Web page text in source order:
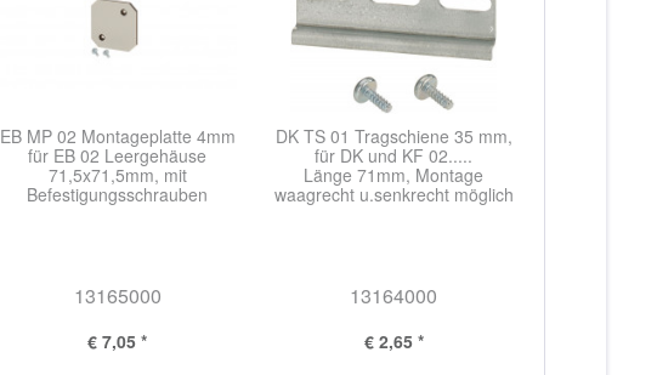
EB MP 02 Montageplatte 4mm
für EB 02 Leergehäuse
71,5x71,5mm, mit
Befestigungsschrauben
13165000
€ 7,05 *
DK TS 01 Tragschiene 35 mm,
für DK und KF 02.....
Länge 71mm, Montage
waagrecht u.senkrecht möglich
13164000
€ 2,65 *